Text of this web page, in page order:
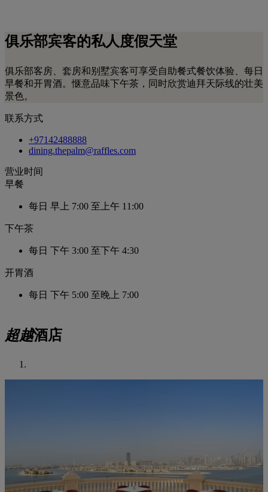
俱乐部宾客的私人度假天堂
俱乐部客房、套房和别墅宾客可享受自助餐式餐饮体验、每日
早餐和开胃酒。惬意品味下午茶，同时欣赏迪拜天际线的壮美
景色。
联系方式
+97142488888
dining.thepalm@raffles.com
营业时间
早餐
每日 早上 7:00 至上午 11:00
下午茶
每日 下午 3:00 至下午 4:30
开胃酒
每日 下午 5:00 至晚上 7:00
超越酒店